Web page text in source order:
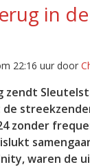
in
22:16 uur door
zendt
zonder
waren de